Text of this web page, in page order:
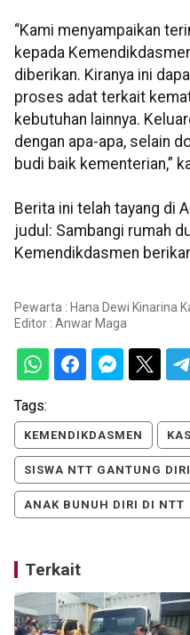
“Kami menyampaikan
kepada
diberikan. Kiranya ini
proses adat terkait
kebutuhan lainnya.
dengan apa-apa, selain
budi baik kementerian,”
Berita ini telah tayang di
judul: Sambangi rumah
Kemendikdasmen
Pewarta : Hana Dewi Kinarina
Editor : Anwar Maga
Tags:
KEMENDIKDASMEN
SISWA NTT GANTUNG DIRI
ANAK BUNUH DIRI DI NTT
Terkait